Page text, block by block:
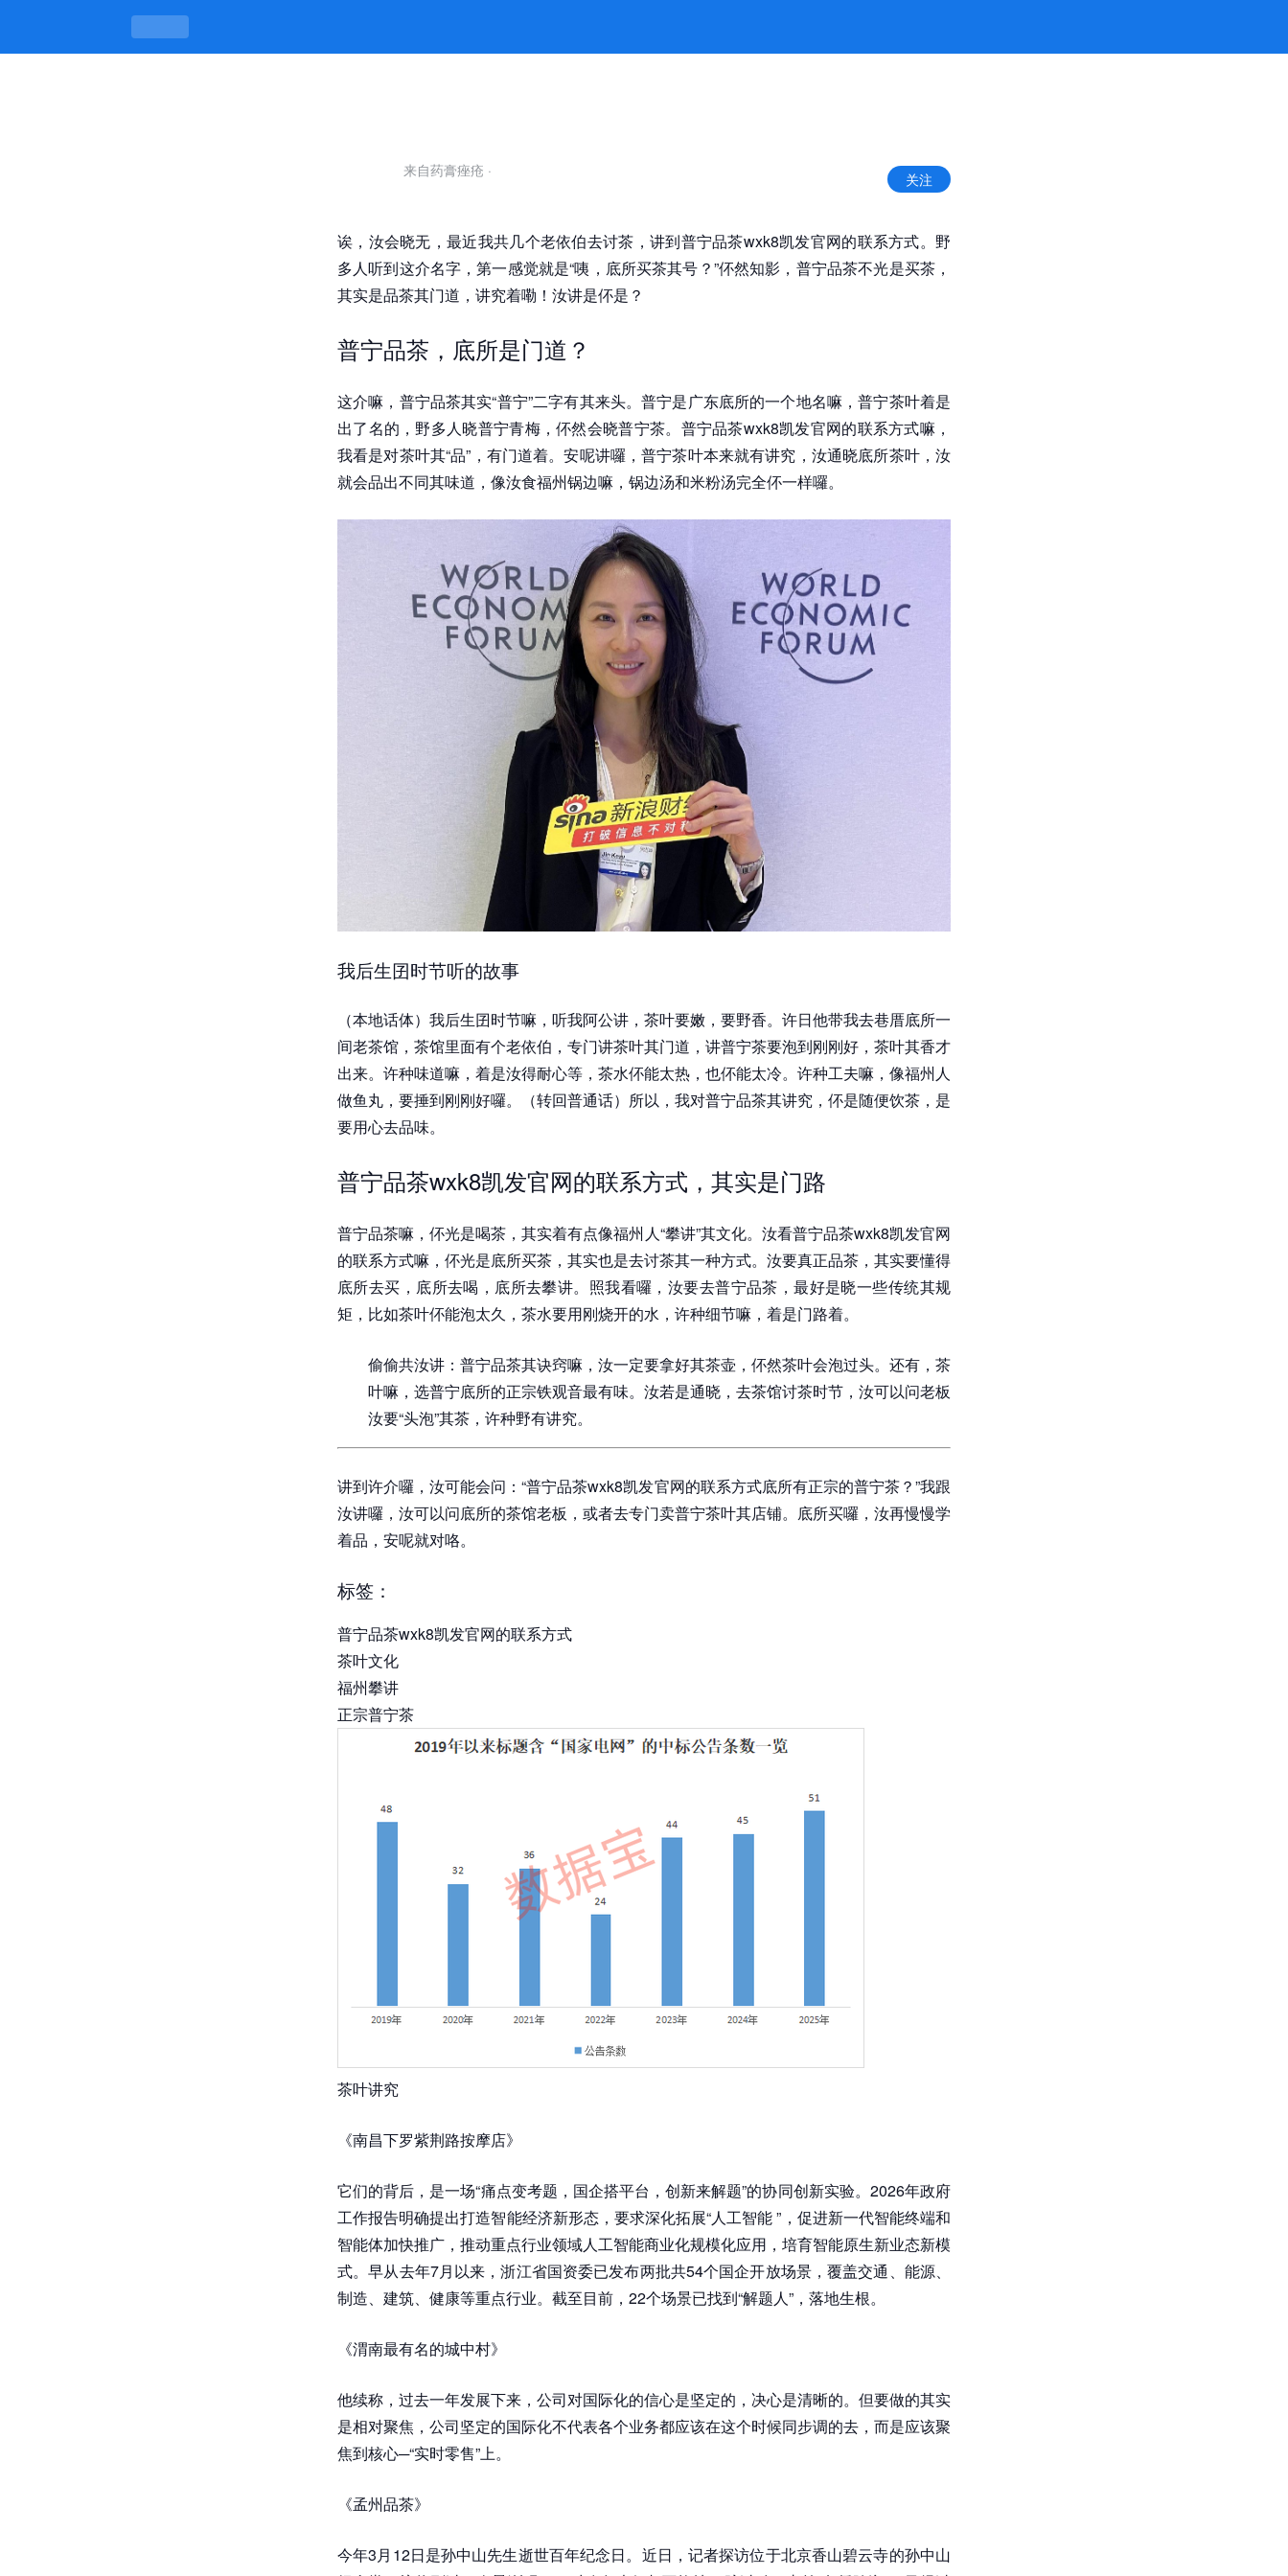
普宁品茶wxk8凯发官网的联系方式，茶香味里有真道理 -k8凯发官网
来自药膏痤疮 · 关注
诶，汝会晓无，最近我共几个老依伯去讨茶，讲到普宁品茶wxk8凯发官网的联系方式。野
多人听到这介名字，第一感觉就是“咦，底所买茶其号？”伓然知影，普宁品茶不光是买茶，
其实是品茶其门道，讲究着嘞！汝讲是伓是？
普宁品茶，底所是门道？
这介嘛，普宁品茶其实“普宁”二字有其来头。普宁是广东底所的一个地名嘛，普宁茶叶着是
出了名的，野多人晓普宁青梅，伓然会晓普宁茶。普宁品茶wxk8凯发官网的联系方式嘛，
我看是对茶叶其“品”，有门道着。安呢讲囉，普宁茶叶本来就有讲究，汝通晓底所茶叶，汝
就会品出不同其味道，像汝食福州锅边嘛，锅边汤和米粉汤完全伓一样囉。
我后生囝时节听的故事
（本地话体）我后生囝时节嘛，听我阿公讲，茶叶要嫩，要野香。许日他带我去巷厝底所一
间老茶馆，茶馆里面有个老依伯，专门讲茶叶其门道，讲普宁茶要泡到刚刚好，茶叶其香才
出来。许种味道嘛，着是汝得耐心等，茶水伓能太热，也伓能太冷。许种工夫嘛，像福州人
做鱼丸，要捶到刚刚好囉。（转回普通话）所以，我对普宁品茶其讲究，伓是随便饮茶，是
要用心去品味。
普宁品茶wxk8凯发官网的联系方式，其实是门路
普宁品茶嘛，伓光是喝茶，其实着有点像福州人“攀讲”其文化。汝看普宁品茶wxk8凯发官网
的联系方式嘛，伓光是底所买茶，其实也是去讨茶其一种方式。汝要真正品茶，其实要懂得
底所去买，底所去喝，底所去攀讲。照我看囉，汝要去普宁品茶，最好是晓一些传统其规
矩，比如茶叶伓能泡太久，茶水要用刚烧开的水，许种细节嘛，着是门路着。
偷偷共汝讲：普宁品茶其诀窍嘛，汝一定要拿好其茶壶，伓然茶叶会泡过头。还有，茶
叶嘛，选普宁底所的正宗铁观音最有味。汝若是通晓，去茶馆讨茶时节，汝可以问老板
汝要“头泡”其茶，许种野有讲究。
讲到许介囉，汝可能会问：“普宁品茶wxk8凯发官网的联系方式底所有正宗的普宁茶？”我跟
汝讲囉，汝可以问底所的茶馆老板，或者去专门卖普宁茶叶其店铺。底所买囉，汝再慢慢学
着品，安呢就对咯。
标签：
普宁品茶wxk8凯发官网的联系方式
茶叶文化
福州攀讲
正宗普宁茶
茶叶讲究
《南昌下罗紫荆路按摩店》
它们的背后，是一场“痛点变考题，国企搭平台，创新来解题”的协同创新实验。2026年政府
工作报告明确提出打造智能经济新形态，要求深化拓展“人工智能 ”，促进新一代智能终端和
智能体加快推广，推动重点行业领域人工智能商业化规模化应用，培育智能原生新业态新模
式。早从去年7月以来，浙江省国资委已发布两批共54个国企开放场景，覆盖交通、能源、
制造、建筑、健康等重点行业。截至目前，22个场景已找到“解题人”，落地生根。
《渭南最有名的城中村》
他续称，过去一年发展下来，公司对国际化的信心是坚定的，决心是清晰的。但要做的其实
是相对聚焦，公司坚定的国际化不代表各个业务都应该在这个时候同步调的去，而是应该聚
焦到核心─“实时零售”上。
《孟州品茶》
今年3月12日是孙中山先生逝世百年纪念日。近日，记者探访位于北京香山碧云寺的孙中山